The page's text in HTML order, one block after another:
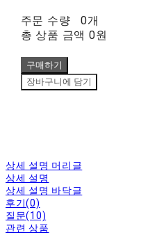
주문 수량
0개
총 상품 금액 0원
구매하기
장바구니에 담기
상세 설명 머리글
상세 설명
상세 설명 바닥글
후기(0)
질문(10)
관련 상품